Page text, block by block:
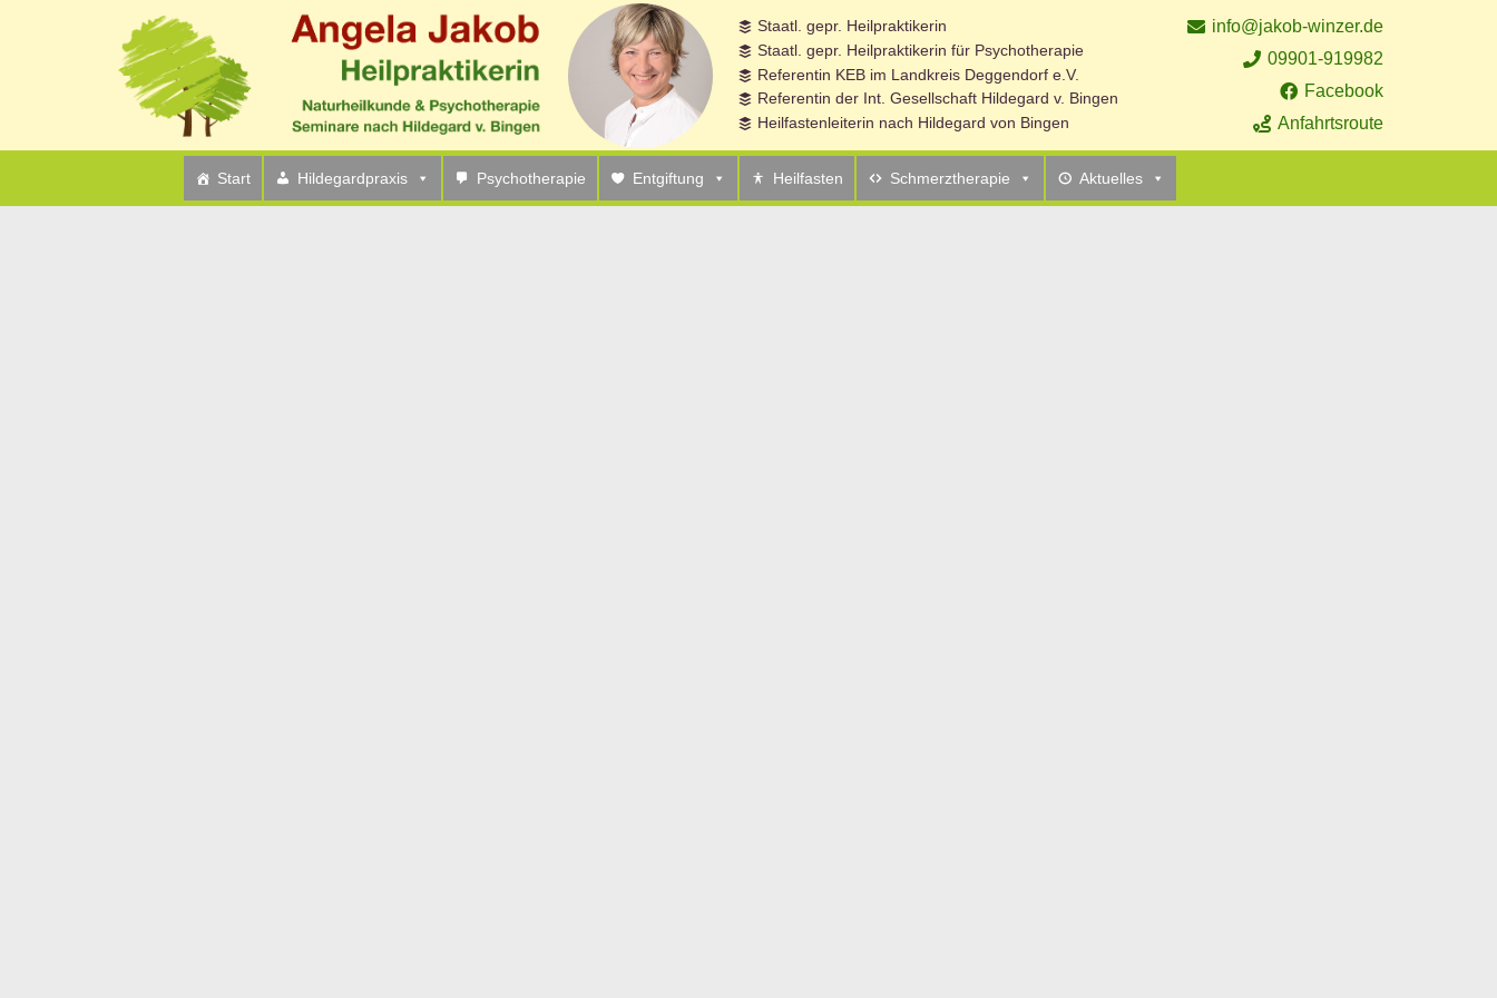
Staatl. gepr. Heilpraktikerin
Staatl. gepr. Heilpraktikerin für Psychotherapie
Referentin KEB im Landkreis Deggendorf e.V.
Referentin der Int. Gesellschaft Hildegard v. Bingen
Heilfastenleiterin nach Hildegard von Bingen
info@jakob-winzer.de
09901-919982
Facebook
Anfahrtsroute
Start Hildegardpraxis Psychotherapie Entgiftung Heilfasten Schmerztherapie Aktuelles